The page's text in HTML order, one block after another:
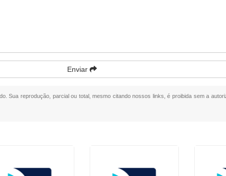
Enviar
Sua reprodução, parcial ou total, mesmo citando nossos links, é proibida sem a